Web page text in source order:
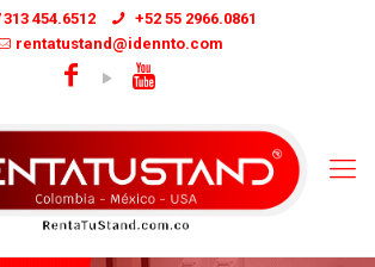
313 454.6512
+52 55 2966.0861
rentatustand@idennto.com